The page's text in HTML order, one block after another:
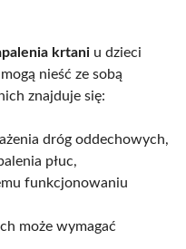
krtani u dzieci
nieść ze sobą
znajduje się:
dróg oddechowych,
płuc,
funkcjonowaniu
może wymagać